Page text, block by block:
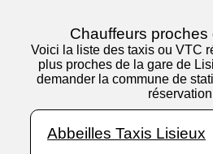
Chauffeurs proches
Voici la liste des taxis ou VTC
plus proches de la gare de
demander la commune de
Abbeilles Taxis Lisieux